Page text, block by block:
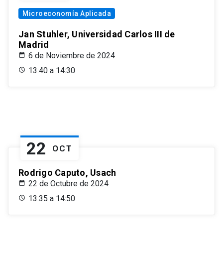
Microeconomía Aplicada
Jan Stuhler, Universidad Carlos III de
Madrid
6 de Noviembre de 2024
13:40 a 14:30
22 OCT
Rodrigo Caputo, Usach
22 de Octubre de 2024
13:35 a 14:50